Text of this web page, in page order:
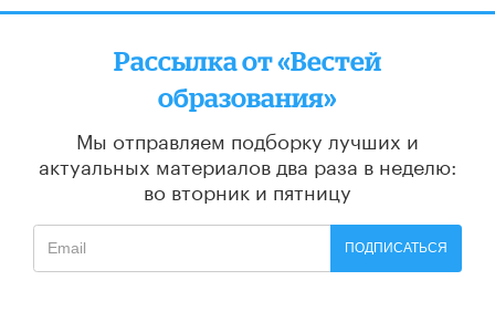
Рассылка от «Вестей
образования»
Мы отправляем подборку лучших и
актуальных материалов два раза в неделю:
во вторник и пятницу
ПОДПИСАТЬСЯ